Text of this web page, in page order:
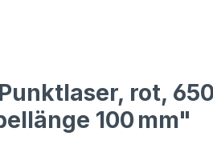
rot, 650
100 mm"